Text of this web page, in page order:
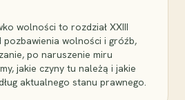
wolności to rozdział XXIII
wolności i gróźb,
po naruszenie miru
jakie czyny tu należą i jakie
aktualnego stanu prawnego.